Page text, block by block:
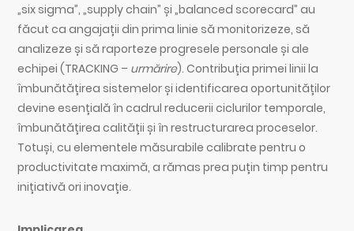
„six sigma”, „supply chain” și „balanced scorecard” au
făcut ca angajații din prima linie să monitorizeze, să
analizeze și să raporteze progresele personale și ale
echipei (TRACKING – urmărire). Contribuția primei linii la
îmbunătățirea sistemelor și identificarea oportunităților
devine esențială în cadrul reducerii ciclurilor temporale,
îmbunătățirea calității și în restructurarea proceselor.
Totuși, cu elementele măsurabile calibrate pentru o
productivitate maximă, a rămas prea puțin timp pentru
inițiativă ori inovație.